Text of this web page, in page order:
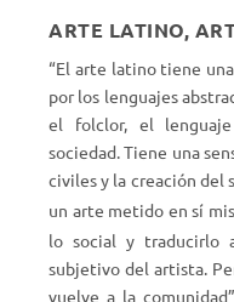
ARTE LATINO,
“El arte latino tiene
por los lenguajes
el folclor, el
sociedad. Tiene una
civiles y la creación del
un arte metido en sí
lo social y traducirlo
subjetivo del artista.
vuelve a la